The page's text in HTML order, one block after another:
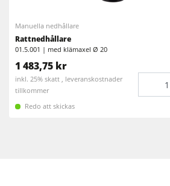
Verkstadsutrustning
F4Solutions mjukvara
Automatisering & materialhantering
Projektledning
Manuella nedhållare
Rattnedhållare
01.5.001 | med klämaxel Ø 20
1 483,75 kr
inkl. 25% skatt , leveranskostnader
tillkommer
Redo att skickas